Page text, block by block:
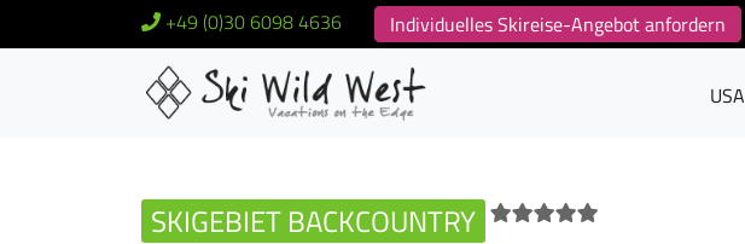
+49 (0)30 6098 4636 Individuelles Skireise-Angebot anfordern
USA
SKIGEBIET BACKCOUNTRY